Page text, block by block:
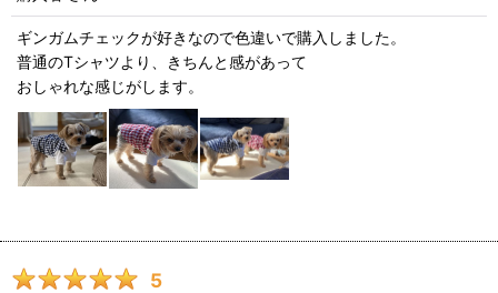
ギンガムチェックが好きなので色違いで購入しました。
普通のTシャツより、きちんと感があって
おしゃれな感じがします。
5